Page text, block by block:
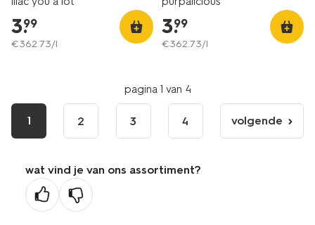
3.
99
€362.73/l
3.
99
€362.73/l
pagina 1 van 4
1 2 3 4
volgende
pagina
volgende
wat vind je van ons assortiment?